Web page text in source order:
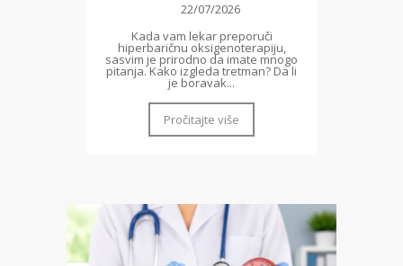
22/07/2026
Kada vam lekar preporuči
hiperbaričnu oksigenoterapiju,
sasvim je prirodno da imate mnogo
pitanja. Kako izgleda tretman? Da li
je boravak...
Pročitajte više